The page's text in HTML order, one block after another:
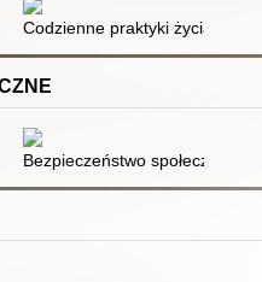
społecznej i katolickiej
Codzienne praktyki życia
nad Terroryzmem
Bezpieczeństwo społeczeństwa